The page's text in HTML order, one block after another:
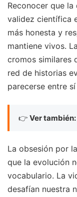
Reconocer que
validez científica
más honesta y
mantiene vivos.
cromos similares
red de historias
parecerse entre
👉 Ver también:
La obsesión por
que la evolución
vocabulario. La
desafían nuestra